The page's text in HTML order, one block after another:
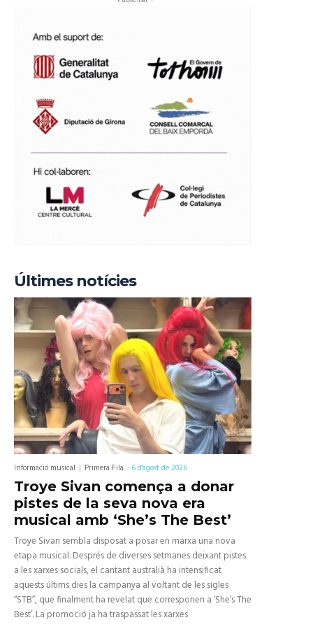
Últimes notícies
Informació musical Primera Fila -6 d'agost de 2026
Troye Sivan comença a donar
pistes de la seva nova era
musical amb ‘She’s The Best’
Troye Sivan sembla disposat a posar en marxa una nova
etapa musical. Després de diverses setmanes deixant pistes
a les xarxes socials, el cantant australià ha intensificat
aquests últims dies la campanya al voltant de les sigles
“STB”, que finalment ha revelat que corresponen a ‘She’s The
Best’. La promoció ja ha traspassat les xarxes